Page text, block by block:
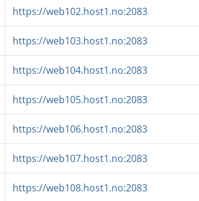
https://web102.host1.no:2083
https://web103.host1.no:2083
https://web104.host1.no:2083
https://web105.host1.no:2083
https://web106.host1.no:2083
https://web107.host1.no:2083
https://web108.host1.no:2083